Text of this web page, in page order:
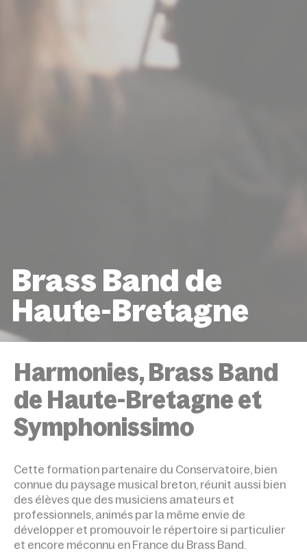
Brass Band de
Haute-Bretagne
Harmonies, Brass Band
de Haute-Bretagne et
Symphonissimo
Cette formation partenaire du Conservatoire, bien
connue du paysage musical breton, réunit aussi bien
des élèves que des musiciens amateurs et
professionnels, animés par la même envie de
développer et promouvoir le répertoire si particulier
et encore méconnu en France du Brass Band.